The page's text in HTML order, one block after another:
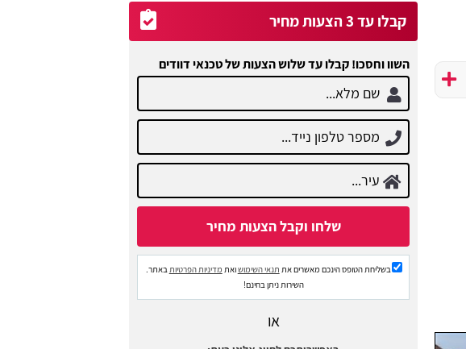
קבלו עד 3 הצעות מחיר
השוו וחסכו! קבלו עד שלוש הצעות של טכנאי דוודים
בשליחת הטופס הינכם מאשרים את תנאי השימושואת מדיניות הפרטיותבאתר.
השירות ניתן בחינם!
או